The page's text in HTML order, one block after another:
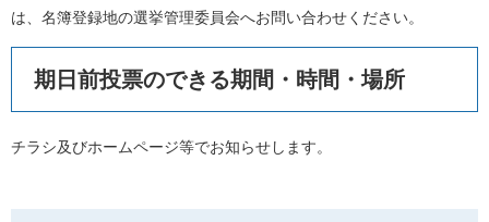
は、名簿登録地の選挙管理委員会へお問い合わせください。
期日前投票のできる期間・時間・場所
チラシ及びホームページ等でお知らせします。